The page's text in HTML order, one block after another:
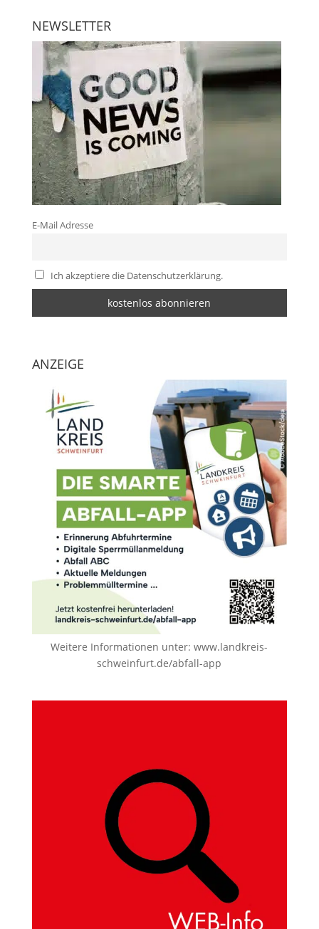
NEWSLETTER
E-Mail Adresse
Ich akzeptiere die Datenschutzerklärung.
ANZEIGE
Weitere Informationen unter:www.landkreis-
schweinfurt.de/abfall-app